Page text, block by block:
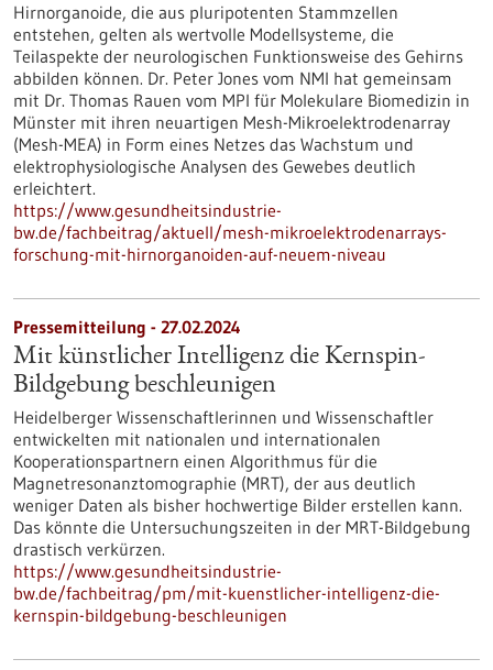
Hirnorganoide, die aus pluripotenten Stammzellen
entstehen, gelten als wertvolle Modellsysteme, die
Teilaspekte der neurologischen Funktionsweise des Gehirns
abbilden können. Dr. Peter Jones vom NMI hat gemeinsam
mit Dr. Thomas Rauen vom MPI für Molekulare Biomedizin in
Münster mit ihren neuartigen Mesh-Mikroelektrodenarray
(Mesh-MEA) in Form eines Netzes das Wachstum und
elektrophysiologische Analysen des Gewebes deutlich
erleichtert.
https://www.gesundheitsindustrie-
bw.de/fachbeitrag/aktuell/mesh-mikroelektrodenarrays-
forschung-mit-hirnorganoiden-auf-neuem-niveau
Pressemitteilung - 27.02.2024
Mit künstlicher Intelligenz die Kernspin-
Bildgebung beschleunigen
Heidelberger Wissenschaftlerinnen und Wissenschaftler
entwickelten mit nationalen und internationalen
Kooperationspartnern einen Algorithmus für die
Magnetresonanztomographie (MRT), der aus deutlich
weniger Daten als bisher hochwertige Bilder erstellen kann.
Das könnte die Untersuchungszeiten in der MRT-Bildgebung
drastisch verkürzen.
https://www.gesundheitsindustrie-
bw.de/fachbeitrag/pm/mit-kuenstlicher-intelligenz-die-
kernspin-bildgebung-beschleunigen